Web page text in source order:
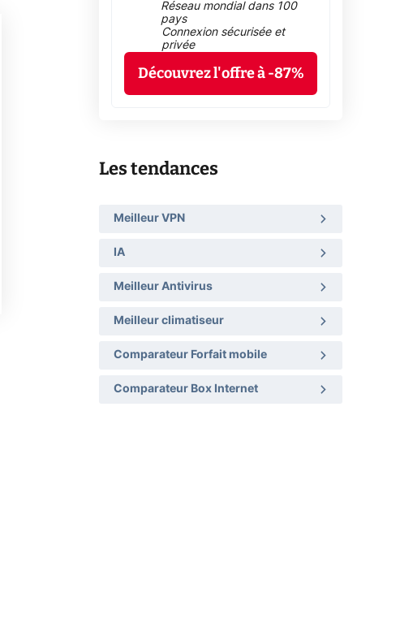
Réseau mondial dans 100
pays
Connexion sécurisée et
privée
Découvrez l'offre à -87%
Les tendances
Meilleur VPN
IA
Meilleur Antivirus
Meilleur climatiseur
Comparateur Forfait mobile
Comparateur Box Internet